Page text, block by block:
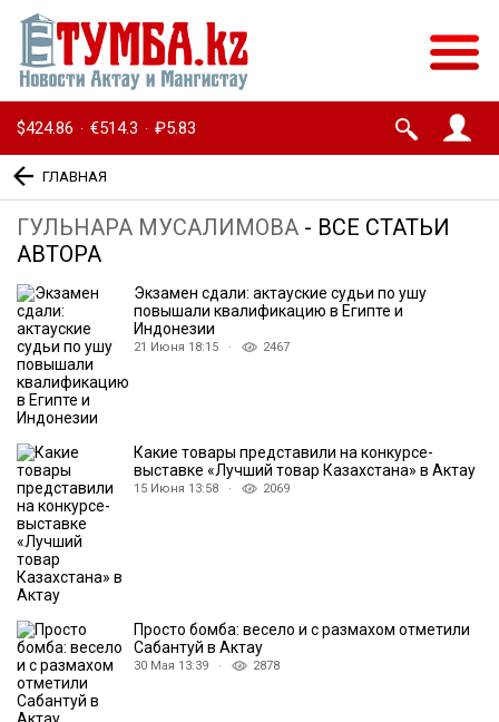
$424.86 · €514.3 · ₽5.83
ГЛАВНАЯ
ГУЛЬНАРА МУСАЛИМОВА - ВСЕ СТАТЬИ
АВТОРА
Экзамен сдали: актауские судьи по ушу
повышали квалификацию в Египте и
Индонезии
21 Июня 18:15 · 2467
Какие товары представили на конкурсе-
выставке «Лучший товар Казахстана» в Актау
15 Июня 13:58 · 2069
Просто бомба: весело и с размахом отметили
Сабантуй в Актау
30 Мая 13:39 · 2878